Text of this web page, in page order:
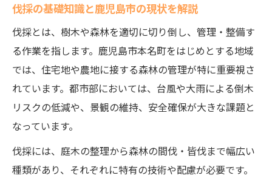
高度な伐採技術と安全管理のポイント
鹿児島市伐採業者と連携した現場力強化
最新の伐採技術が現場で生きる瞬間
伐採サービス選びで重視すべき基準とは
伐採業者選定で押さえるべき重要基準
特殊伐採に対応したサービスの比較方法
事前見積や対応エリアのチェックポイント
鹿児島市伐採業者の口コミ活用術
伐採の基礎知識と鹿児島市の現状を解説
伐採とは、樹木や森林を適切に切り倒し、管理・整備す
る作業を指します。鹿児島市本名町をはじめとする地域
では、住宅地や農地に接する森林の管理が特に重要視さ
れています。都市部においては、台風や大雨による倒木
リスクの低減や、景観の維持、安全確保が大きな課題と
なっています。
伐採には、庭木の整理から森林の間伐・皆伐まで幅広い
種類があり、それぞれに特有の技術や配慮が必要です。